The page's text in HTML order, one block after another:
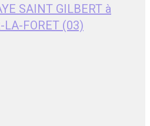
SAINT GILBERT à
LA-FORET (03)